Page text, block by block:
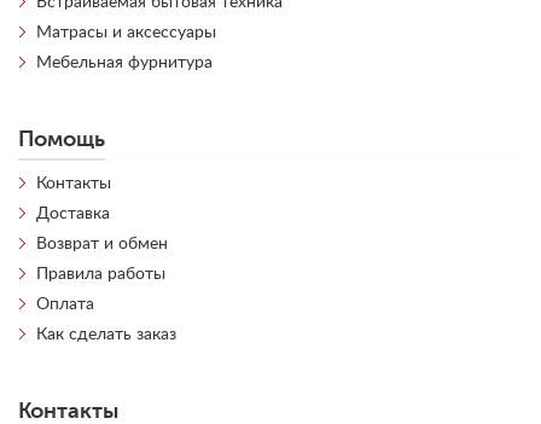
Матрасы и аксессуары
Мебельная фурнитура
Помощь
Контакты
Доставка
Возврат и обмен
Правила работы
Оплата
Как сделать заказ
Контакты